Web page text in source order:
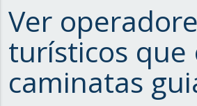
Ver
turísticos que
caminatas